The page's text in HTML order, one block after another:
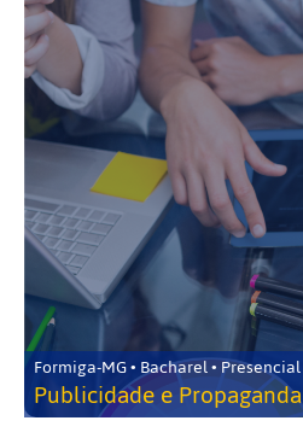
Formiga-MG • Bacharel • Presencial
Publicidade e Propaganda